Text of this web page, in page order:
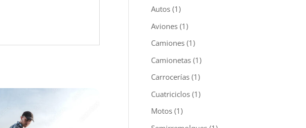
Autos (1)
Aviones (1)
Camiones (1)
Camionetas (1)
Carrocerías (1)
Cuatriciclos (1)
Motos (1)